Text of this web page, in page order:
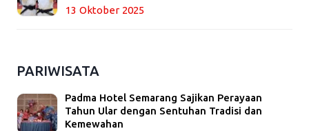
13 Oktober 2025
PARIWISATA
Padma Hotel Semarang Sajikan Perayaan
Tahun Ular dengan Sentuhan Tradisi dan
Kemewahan